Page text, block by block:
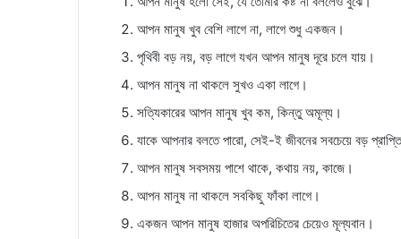
আপন মানুষ খুব বেশি লাগে না, লাগে শুধু একজন।
পৃথিবী বড় নয়, বড় লাগে যখন আপন মানুষ দূরে চলে যায়।
আপন মানুষ না থাকলে সুখও একা লাগে।
সত্যিকারের আপন মানুষ খুব কম, কিন্তু অমূল্য।
যাকে আপনার বলতে পারো, সেই-ই জীবনের সবচেয়ে বড়
আপন মানুষ সবসময় পাশে থাকে, কথায় নয়, কাজে।
আপন মানুষ না থাকলে সবকিছু ফাঁকা লাগে।
একজন আপন মানুষ হাজার অপরিচিতের চেয়েও মূল্যবান।